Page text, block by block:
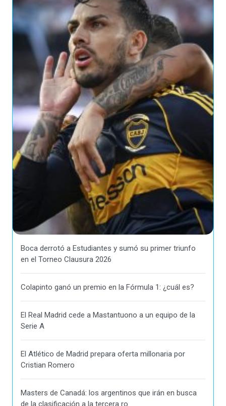
Boca derrotó a Estudiantes y sumó su primer triunfo
en el Torneo Clausura 2026
Colapinto ganó un premio en la Fórmula 1: ¿cuál es?
El Real Madrid cede a Mastantuono a un equipo de la
Serie A
El Atlético de Madrid prepara oferta millonaria por
Cristian Romero
Masters de Canadá: los argentinos que irán en busca
de la clasificación a la tercera ro